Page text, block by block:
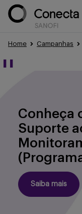
Treinamentos
Portfólio
Home Campanhas
❚❚
Conheça
Suporte
Saiba mais